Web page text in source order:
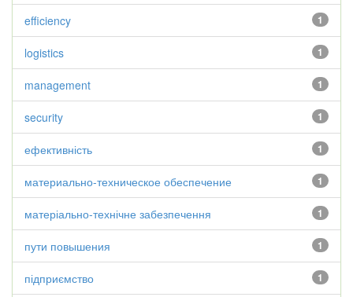
1
efficiency
1
logistics
1
management
1
security
1
ефективність
1
материально-техническое обеспечение
1
матеріально-технічне забезпечення
1
пути повышения
1
підприємство